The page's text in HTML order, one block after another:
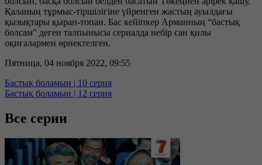
Қаланың тұрмыс-тіршілігіне үйренген жастың ауылдағы
қызықтары қыран-топан. Бас кейіпкер Арманның “бастық
болсам” деген талпынысы сериалда небір сан қилы
оқиғалармен өрнектелген.
Пятница, 04 ноября 2022, 09:55
Бастық боламын | 10 серия
Бастық боламын | 12 серия
Все серии